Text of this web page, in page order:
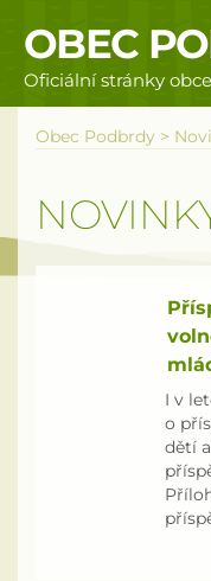
OBEC
Oficiální stránky
Povinné informace
Územní plán obce
Obec Podbrdy >
I v
o
dětí